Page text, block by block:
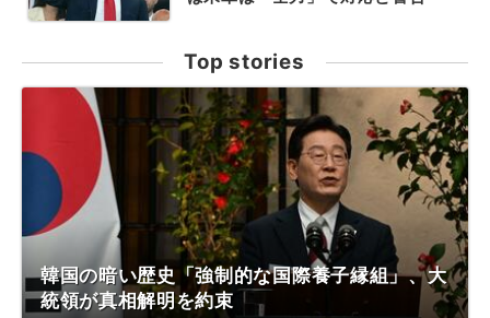
Top stories
韓国の暗い歴史「強制的な国際養子縁組」、大
統領が真相解明を約束